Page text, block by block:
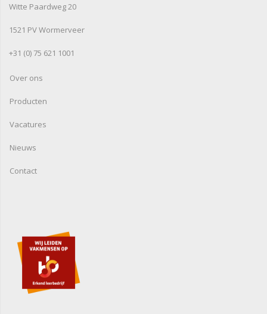
Witte Paardweg 20
1521 PV Wormerveer
+31 (0) 75 621 1001
Over ons
Producten
Vacatures
Nieuws
Contact